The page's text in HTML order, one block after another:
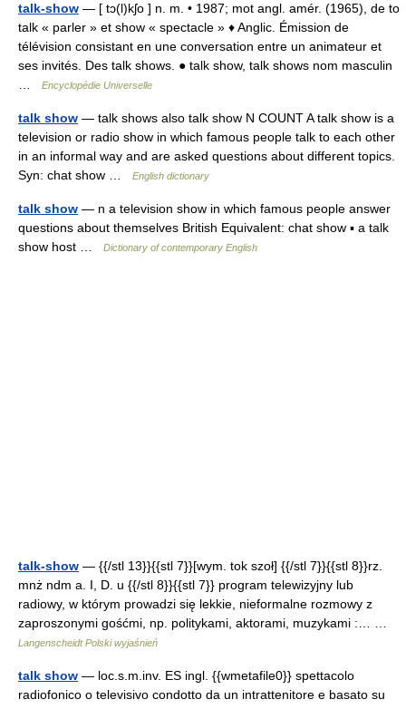
talk-show — [ tɔ(l)kʃo ] n. m. • 1987; mot angl. amér. (1965), de to
talk « parler » et show « spectacle » ♦ Anglic. Émission de
télévision consistant en une conversation entre un animateur et
ses invités. Des talk shows. ● talk show, talk shows nom masculin
Encyclopédie Universelle
talk show — talk shows also talk show N COUNT A talk show is a
television or radio show in which famous people talk to each other
in an informal way and are asked questions about different topics.
Syn: chat show …
English dictionary
talk show — n a television show in which famous people answer
questions about themselves British Equivalent: chat show ▪ a talk
show host …
Dictionary of contemporary English
talk-show — {{/stl 13}}{{stl 7}}[wym. tok szoł] {{/stl 7}}{{stl 8}}rz.
mnż ndm a. I, D. u {{/stl 8}}{{stl 7}} program telewizyjny lub
radiowy, w którym prowadzi się lekkie, nieformalne rozmowy z
zaproszonymi gośćmi, np. politykami, aktorami, muzykami :… …
Langenscheidt Polski wyjaśnień
talk show — loc.s.m.inv. ES ingl. {{wmetafile0}} spettacolo
radiofonico o televisivo condotto da un intrattenitore e basato su